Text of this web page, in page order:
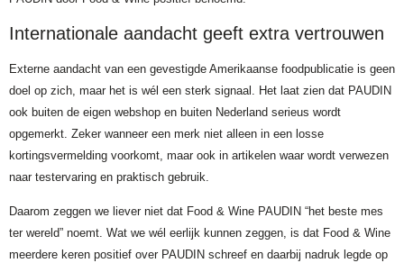
Internationale aandacht geeft extra vertrouwen
Externe aandacht van een gevestigde Amerikaanse foodpublicatie is geen
doel op zich, maar het is wél een sterk signaal. Het laat zien dat PAUDIN
ook buiten de eigen webshop en buiten Nederland serieus wordt
opgemerkt. Zeker wanneer een merk niet alleen in een losse
kortingsvermelding voorkomt, maar ook in artikelen waar wordt verwezen
naar testervaring en praktisch gebruik.
Daarom zeggen we liever niet dat Food & Wine PAUDIN “het beste mes
ter wereld” noemt. Wat we wél eerlijk kunnen zeggen, is dat Food & Wine
meerdere keren positief over PAUDIN schreef en daarbij nadruk legde op